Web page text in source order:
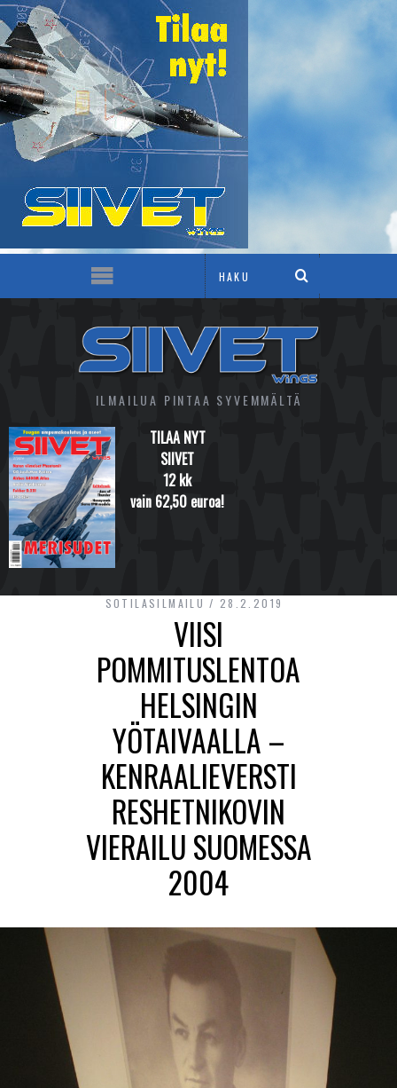
ILMAILUA PINTAA SYVEMMÄLTÄ
TILAA NYT
SIIVET
12 kk
vain 62,50 euroa!
SOTILASILMAILU 28.2.2019
VIISI
POMMITUSLENTOA
HELSINGIN
YÖTAIVAALLA –
KENRAALIEVERSTI
RESHETNIKOVIN
VIERAILU SUOMESSA
2004